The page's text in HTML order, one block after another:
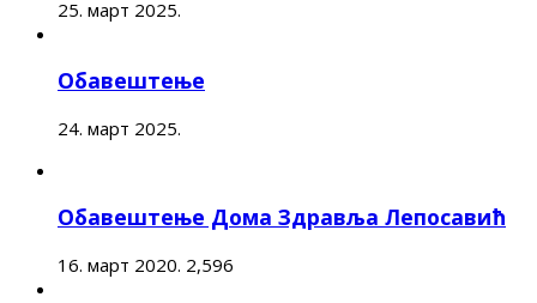
25. март 2025.
Обавештење
24. март 2025.
Обавештење Дома Здравља Лепосавић
16. март 2020. 2,596